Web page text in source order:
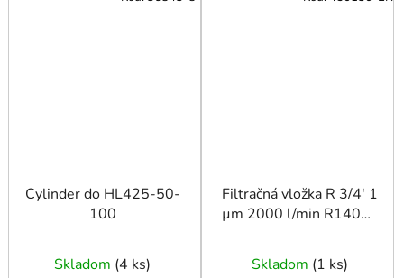
Cylinder do HL425-50-
100
Skladom (4 ks)
Filtračná vložka R 3/4' 1
µm 2000 l/min R14050
Skladom (1 ks)